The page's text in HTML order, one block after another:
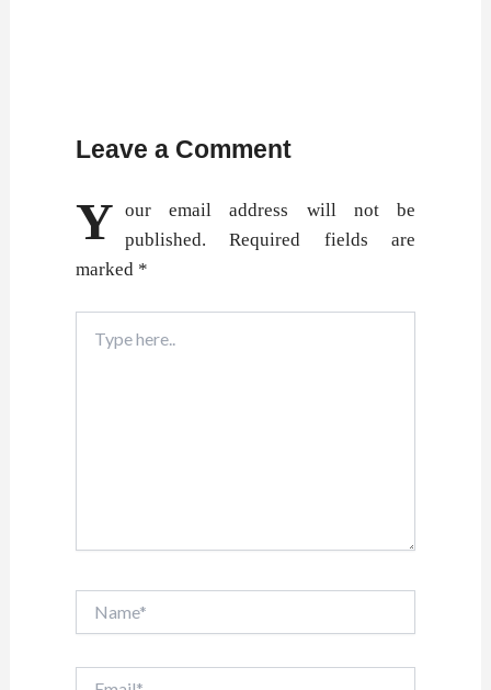
Leave a Comment
Y our email address will not be
published.
Required fields are
marked *
here..